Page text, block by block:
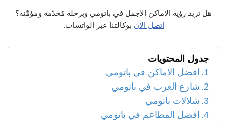
هل تريد رؤية الاماكن الاجمل في باتومي وبرحلة مُخدّمة ومؤمَّنة؟
اتصل الآن بوكالتنا عبر الواتساب.
جدول المحتويات
افضل الاماكن في باتومي
شارع العرب في باتومي
شلالات باتومي
افضل المطاعم في باتومي